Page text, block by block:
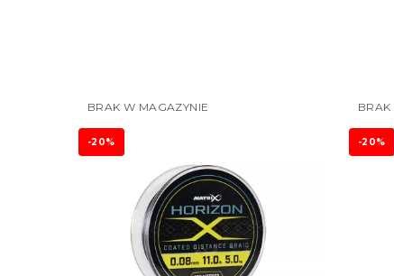
BRAK W MAGAZYNIE
-20%
BRAK
-20%